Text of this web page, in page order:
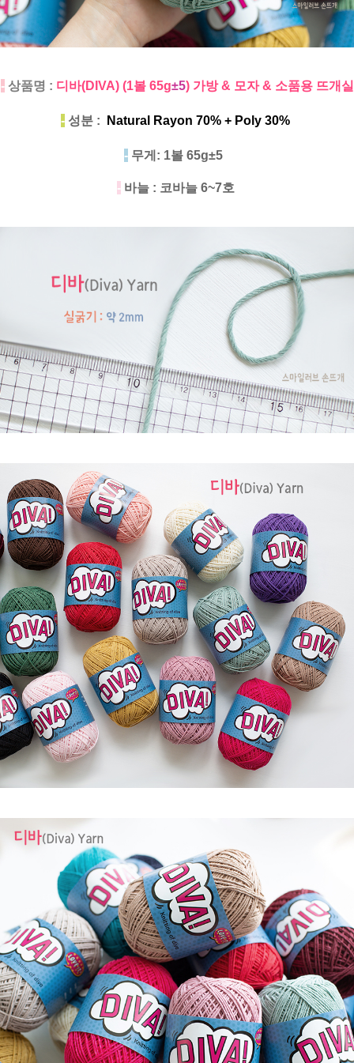
- 상품명 : 디바(DIVA) (1볼 65g±5) 가방 & 모자 & 소품용 뜨개실
- 성분 : Natural Rayon 70% + Poly 30%
- 무게: 1볼 65g±5
-바늘 : 코바늘 6~7호